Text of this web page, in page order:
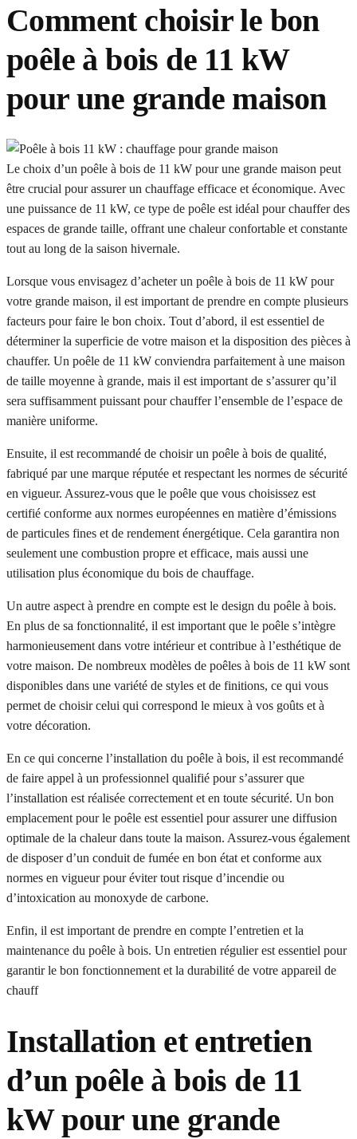
Comment choisir le bon
poêle à bois de 11 kW
pour une grande maison
Le choix d’un poêle à bois de 11 kW pour une grande maison peut
être crucial pour assurer un chauffage efficace et économique. Avec
une puissance de 11 kW, ce type de poêle est idéal pour chauffer des
espaces de grande taille, offrant une chaleur confortable et constante
tout au long de la saison hivernale.
Lorsque vous envisagez d’acheter un poêle à bois de 11 kW pour
votre grande maison, il est important de prendre en compte plusieurs
facteurs pour faire le bon choix. Tout d’abord, il est essentiel de
déterminer la superficie de votre maison et la disposition des pièces à
chauffer. Un poêle de 11 kW conviendra parfaitement à une maison
de taille moyenne à grande, mais il est important de s’assurer qu’il
sera suffisamment puissant pour chauffer l’ensemble de l’espace de
manière uniforme.
Ensuite, il est recommandé de choisir un poêle à bois de qualité,
fabriqué par une marque réputée et respectant les normes de sécurité
en vigueur. Assurez-vous que le poêle que vous choisissez est
certifié conforme aux normes européennes en matière d’émissions
de particules fines et de rendement énergétique. Cela garantira non
seulement une combustion propre et efficace, mais aussi une
utilisation plus économique du bois de chauffage.
Un autre aspect à prendre en compte est le design du poêle à bois.
En plus de sa fonctionnalité, il est important que le poêle s’intègre
harmonieusement dans votre intérieur et contribue à l’esthétique de
votre maison. De nombreux modèles de poêles à bois de 11 kW sont
disponibles dans une variété de styles et de finitions, ce qui vous
permet de choisir celui qui correspond le mieux à vos goûts et à
votre décoration.
En ce qui concerne l’installation du poêle à bois, il est recommandé
de faire appel à un professionnel qualifié pour s’assurer que
l’installation est réalisée correctement et en toute sécurité. Un bon
emplacement pour le poêle est essentiel pour assurer une diffusion
optimale de la chaleur dans toute la maison. Assurez-vous également
de disposer d’un conduit de fumée en bon état et conforme aux
normes en vigueur pour éviter tout risque d’incendie ou
d’intoxication au monoxyde de carbone.
Enfin, il est important de prendre en compte l’entretien et la
maintenance du poêle à bois. Un entretien régulier est essentiel pour
garantir le bon fonctionnement et la durabilité de votre appareil de
chauff
Installation et entretien
d’un poêle à bois de 11
kW pour une grande